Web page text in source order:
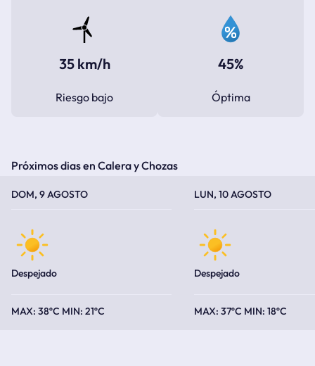
35 km/h
Riesgo bajo
45%
Óptima
Próximos dias en Calera y Chozas
DOM, 9 AGOSTO
Despejado
38ºC 21ºC
LUN, 10 AGOSTO
Despejado
37ºC 18ºC